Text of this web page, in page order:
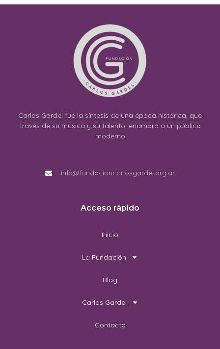
Carlos Gardel fue la síntesis de una época histórica, que
través de su música y su talento, enamoró a un público
moderno
info@fundacioncarlosgardel.org.ar
Acceso rápido
Inicio
La Fundación
Blog
Carlos Gardel
Contacto